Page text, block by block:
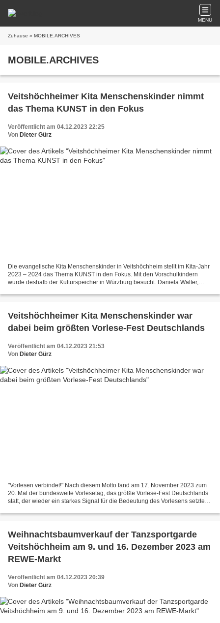
MENU
Zuhause » MOBILE.ARCHIVES
MOBILE.ARCHIVES
Veitshöchheimer Kita Menschenskinder nimmt
das Thema KUNST in den Fokus
Veröffentlicht am 04.12.2023 22:25
Von Dieter Gürz
Die evangelische Kita Menschenskinder in Veitshöchheim stellt im Kita-Jahr
2023 – 2024 das Thema KUNST in den Fokus. Mit den Vorschulkindern
wurde deshalb der Kulturspeicher in Würzburg besucht. Daniela Walter,
Veitshöchheimer Kita Menschenskinder war
dabei beim größten Vorlese-Fest Deutschlands
Veröffentlicht am 04.12.2023 21:53
Von Dieter Gürz
"Vorlesen verbindet!" Nach diesem Motto fand am 17. November 2023 zum
20. Mal der bundesweite Vorlesetag, das größte Vorlese-Fest Deutschlands
statt, der wieder ein starkes Signal für die Bedeutung des Vorlesens setzte
Weihnachtsbaumverkauf der Tanzsportgarde
Veitshöchheim am 9. und 16. Dezember 2023 am
REWE-Markt
Veröffentlicht am 04.12.2023 20:39
Von Dieter Gürz